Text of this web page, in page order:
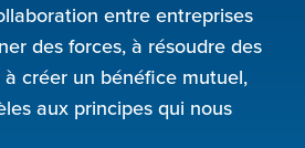
entre entreprises
des forces, à résoudre des
créer un bénéfice mutuel,
aux principes qui nous